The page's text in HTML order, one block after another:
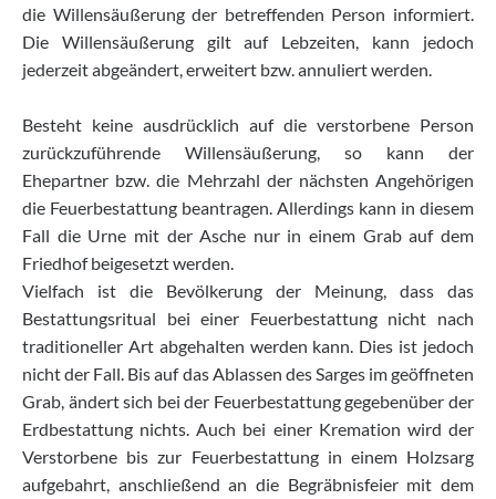
die Willensäußerung der betreffenden Person informiert.
Die Willensäußerung gilt auf Lebzeiten, kann jedoch
jederzeit abgeändert, erweitert bzw. annuliert werden.
Besteht keine ausdrücklich auf die verstorbene Person
zurückzuführende Willensäußerung, so kann der
Ehepartner bzw. die Mehrzahl der nächsten Angehörigen
die Feuerbestattung beantragen. Allerdings kann in diesem
Fall die Urne mit der Asche nur in einem Grab auf dem
Friedhof beigesetzt werden.
Vielfach ist die Bevölkerung der Meinung, dass das
Bestattungsritual bei einer Feuerbestattung nicht nach
traditioneller Art abgehalten werden kann. Dies ist jedoch
nicht der Fall. Bis auf das Ablassen des Sarges im geöffneten
Grab, ändert sich bei der Feuerbestattung gegebenüber der
Erdbestattung nichts. Auch bei einer Kremation wird der
Verstorbene bis zur Feuerbestattung in einem Holzsarg
aufgebahrt, anschließend an die Begräbnisfeier mit dem